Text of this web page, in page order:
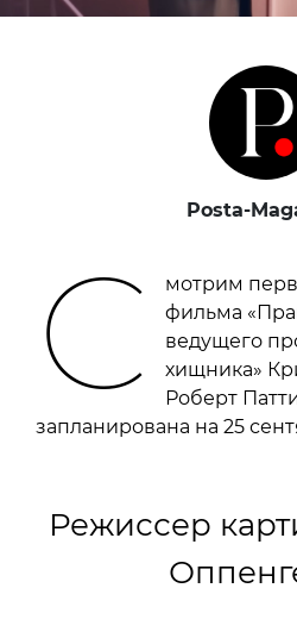
Posta-
С
мотрим
фильма
ведущего
хищника»
Роберт
запланирована на 25
Режиссер